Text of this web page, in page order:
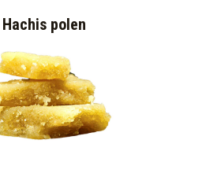
Hachis polen